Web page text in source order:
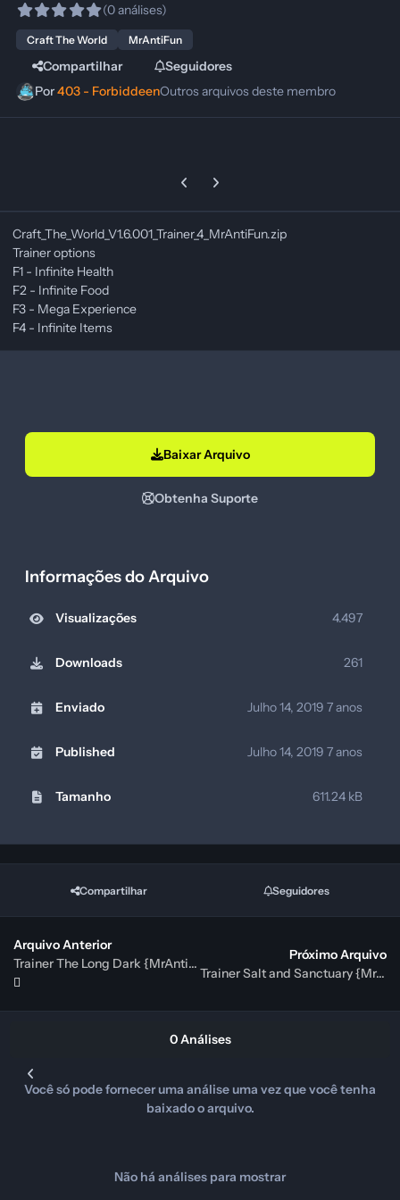
(0 análises)
Craft The World MrAntiFun
Compartilhar
Seguidores
Por403 - ForbiddeenOutros arquivos deste membro
Previous carousel slide
Next carousel slide
Craft_The_World_V1.6.001_Trainer_4_MrAntiFun.zip
Trainer options
F1 - Infinite Health
F2 - Infinite Food
F3 - Mega Experience
F4 - Infinite Items
Baixar Arquivo
Obtenha Suporte
Informações do Arquivo
Visualizações 4.497
Downloads 261
Enviado Julho 14, 2019 7 anos
Published Julho 14, 2019 7 anos
Tamanho 611.24 kB
Compartilhar Seguidores
Arquivo Anterior
Trainer The Long Dark {MrAntiFun}
Próximo Arquivo
Trainer Salt and Sanctuary {MrAntiFun}
0 Análises
Você só pode fornecer uma análise uma vez que você tenha
baixado o arquivo.
Não há análises para mostrar